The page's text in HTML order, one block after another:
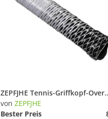
Tennisbälle von ZEPFJHE
ZEPFJHE Tennis-Griffkopf-Overgrips Anti-
von ZEPFJHE
Bester Preis